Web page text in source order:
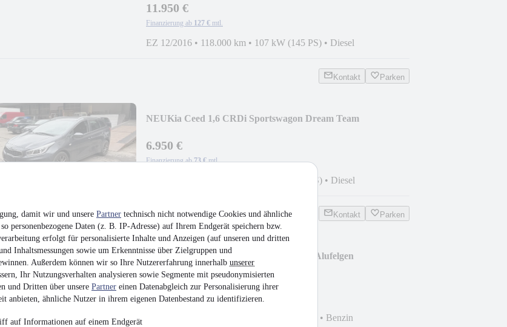
damit wir und unsere Partner technisch nicht notwendige Cookies und ähnliche
personenbezogene Daten (z. B. IP-Adresse) auf Ihrem Endgerät speichern bzw.
erfolgt für personalisierte Inhalte und Anzeigen (auf unseren und dritten
Inhaltsmessungen sowie um Erkenntnisse über Zielgruppen und
Außerdem können wir so Ihre Nutzererfahrung innerhalb unserer
Ihr Nutzungsverhalten analysieren sowie Segmente mit pseudonymisierten
und Dritten über unsere Partner einen Datenabgleich zur Personalisierung ihrer
anbieten, ähnliche Nutzer in ihrem eigenen Datenbestand zu identifizieren.
auf Informationen auf einem Endgerät
11.950 €
Finanzierung ab 127 € mtl.
EZ 12/2016 • 118.000 km • 107 kW (145 PS) • Diesel
Kontakt Parken
NEUKia Ceed 1,6 CRDi Sportswagon Dream Team
6.950 €
Finanzierung ab 73 € mtl.
100 kW (136 PS) • Diesel
Kontakt Parken
NEUFiat 500L Trekking 1,4 T-Jet Klima Alufelgen
4.950 €
Finanzierung ab 53 € mtl.
• Benzin